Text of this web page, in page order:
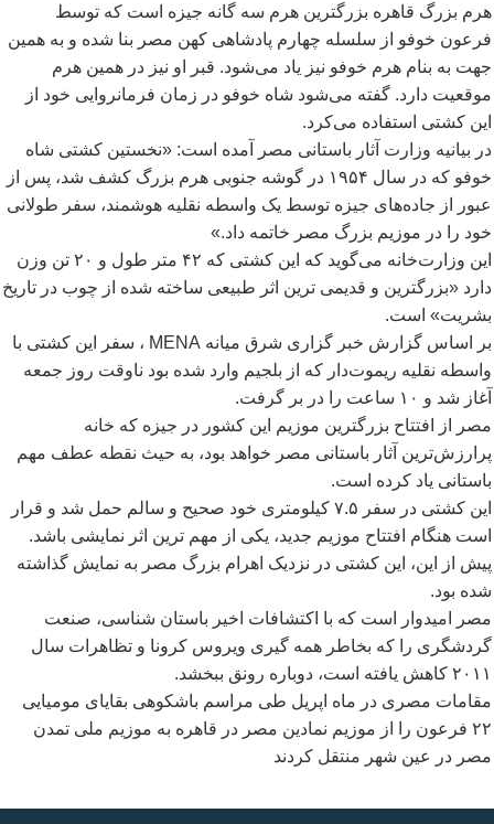
هرم بزرگ قاهره بزرگترین هرم سه گانه جیزه است که توسط
فرعون خوفو از سلسله چهارم پادشاهی کهن مصر بنا شده و به همین
جهت به بنام هرم خوفو نیز یاد میشود. قبر او نیز در همین هرم
موقعیت دارد. گفته میشود شاه خوفو در زمان فرمانروایی خود از
این کشتی استفاده میکرد.
در بیانیه وزارت آثار باستانی مصر آمده است: «نخستین کشتی شاه
خوفو که در سال ۱۹۵۴ در گوشه جنوبی هرم بزرگ کشف شد، پس از
عبور از جادههای جیزه توسط یک واسطه نقلیه هوشمند، سفر طولانی
خود را در موزیم بزرگ مصر خاتمه داد.»
این وزارتخانه می
گوید که این کشتی که ۴۲ متر طول و ۲۰ تن وزن
دارد «بزرگترین و قدیمی ترین اثر طبیعی ساخته شده از چوب در تاریخ
بشریت» است.
بر اساس گزارش خبر گزاری شرق میانه MENA ، سفر این کشتی با
واسطه نقلیه ریموتدار که از بلجیم وارد شده بود ناوقت روز جمعه
آغاز شد و ۱۰ ساعت را در بر گرفت.
مصر از افتتاح بزرگترین موزیم این کشور در جیزه که خانه
پرارزشترین آثار باستانی مصر خواهد بود، به حیث نقطه عطف مهم
باستانی یاد کرده است.
این کشتی در سفر ۷.۵ کیلومتری خود صحیح و سالم حمل شد و قرار
است هنگام افتتاح موزیم جدید، یکی از مهم ترین اثر نمایشی باشد.
پیش از این، این کشتی در نزدیک اهرام بزرگ مصر به نمایش گذاشته
شده بود.
مصر امیدوار است که با اکتشافات اخیر باستان شناسی، صنعت
گردشگری را که بخاطر همه گیری ویروس کرونا و تظاهرات سال
۲۰۱۱ کاهش یافته است، دوباره رونق ببخشد.
مقامات مصری در ماه اپریل طی مراسم باشکوهی بقایای مومیایی
۲۲ فرعون را از موزیم نمادین مصر در قاهره به موزیم ملی تمدن
مصر در عین شهر منتقل کردند